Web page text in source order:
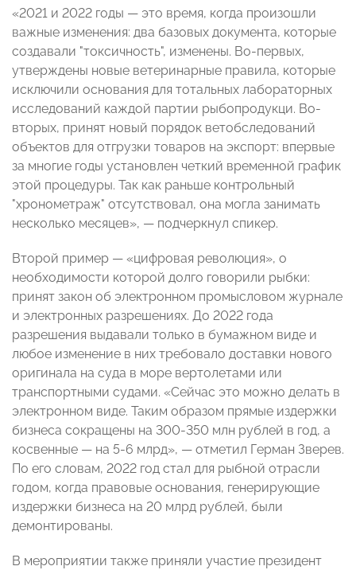
«2021 и 2022 годы — это время, когда произошли
важные изменения: два базовых документа, которые
создавали "токсичность", изменены. Во-первых,
утверждены новые ветеринарные правила, которые
исключили основания для тотальных лабораторных
исследований каждой партии рыбопродукци. Во-
вторых, принят новый порядок ветобследований
объектов для отгрузки товаров на экспорт: впервые
за многие годы установлен четкий временной график
этой процедуры. Так как раньше контрольный
"хронометраж" отсутствовал, она могла занимать
несколько месяцев», — подчеркнул спикер.
Второй пример — «цифровая революция», о
необходимости которой долго говорили рыбки:
принят закон об электронном промысловом журнале
и электронных разрешениях. До 2022 года
разрешения выдавали только в бумажном виде и
любое изменение в них требовало доставки нового
оригинала на суда в море вертолетами или
транспортными судами. «Сейчас это можно делать в
электронном виде. Таким образом прямые издержки
бизнеса сокращены на 300-350 млн рублей в год, а
косвенные — на 5-6 млрд», — отметил Герман Зверев.
По его словам, 2022 год стал для рыбной отрасли
годом, когда правовые основания, генерирующие
издержки бизнеса на 20 млрд рублей, были
демонтированы.
В мероприятии также приняли участие президент